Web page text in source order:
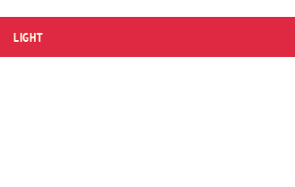
LIGHT